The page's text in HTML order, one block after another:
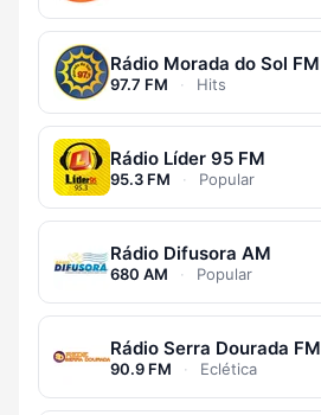
Rádio Morada do Sol FM
97.7 FM · Hits
Rádio Líder 95 FM
95.3 FM · Popular
Rádio Difusora AM
680 AM · Popular
Rádio Serra Dourada FM
90.9 FM · Eclética